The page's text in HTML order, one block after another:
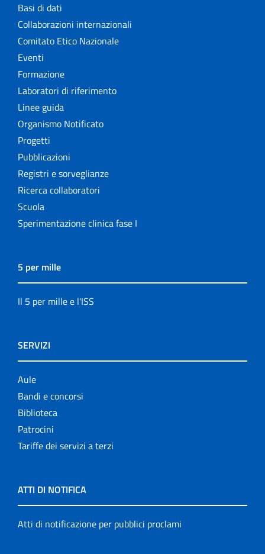
Basi di dati
Collaborazioni internazionali
Comitato Etico Nazionale
Eventi
Formazione
Laboratori di riferimento
Linee guida
Organismo Notificato
Progetti
Pubblicazioni
Registri e sorveglianze
Ricerca collaboratori
Scuola
Sperimentazione clinica fase I
5 per mille
Il 5 per mille e l'ISS
SERVIZI
Aule
Bandi e concorsi
Biblioteca
Patrocini
Tariffe dei servizi a terzi
ATTI DI NOTIFICA
Atti di notificazione per pubblici proclami